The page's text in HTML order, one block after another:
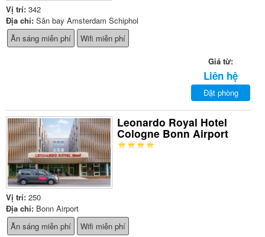
Vị trí: 342
Địa chỉ: Sân bay Amsterdam Schiphol
Ăn sáng miễn phí
Wifi miễn phí
Giá từ:
Liên hệ
Đặt phòng
Leonardo Royal Hotel
Cologne Bonn Airport
Vị trí: 250
Địa chỉ: Bonn Airport
Ăn sáng miễn phí
Wifi miễn phí